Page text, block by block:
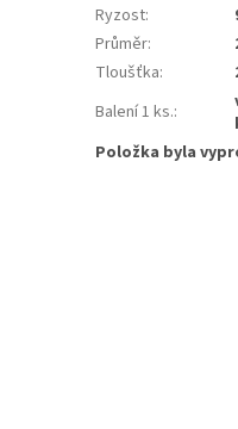
Ryzost:
Průměr:
Tloušťka:
Balení 1 ks.:
Položka byla